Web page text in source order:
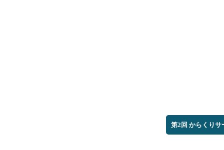
第2回 からくりサ